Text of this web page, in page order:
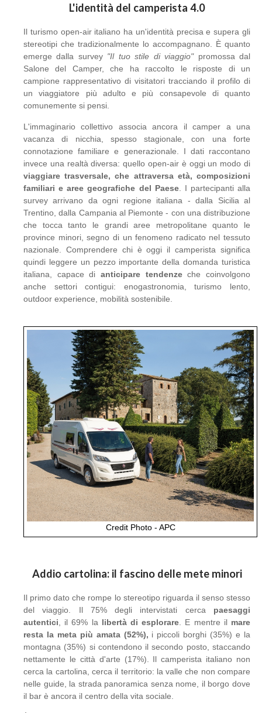
L'identità del camperista 4.0
Il turismo open-air italiano ha un'identità precisa e supera gli
stereotipi che tradizionalmente lo accompagnano. È quanto
emerge dalla survey "Il tuo stile di viaggio"promossa dal
Salone del Camper, che ha raccolto le risposte di un
campione rappresentativo di visitatori tracciando il profilo di
un viaggiatore più adulto e più consapevole di quanto
comunemente si pensi.
L'immaginario collettivo associa ancora il camper a una
vacanza di nicchia, spesso stagionale, con una forte
connotazione familiare e generazionale. I dati raccontano
invece una realtà diversa: quello open-air è oggi un modo di
viaggiare trasversale, che attraversa età, composizioni
familiari e aree geografiche del Paese. I partecipanti alla
survey arrivano da ogni regione italiana - dalla Sicilia al
Trentino, dalla Campania al Piemonte - con una distribuzione
che tocca tanto le grandi aree metropolitane quanto le
province minori, segno di un fenomeno radicato nel tessuto
nazionale. Comprendere chi è oggi il camperista significa
quindi leggere un pezzo importante della domanda turistica
italiana, capace di anticipare tendenzeche coinvolgono
anche settori contigui: enogastronomia, turismo lento,
outdoor experience, mobilità sostenibile.
Credit Photo - APC
Addio cartolina: il fascino delle mete minori
Il primo dato che rompe lo stereotipo riguarda il senso stesso
del viaggio. Il 75% degli intervistati cerca paesaggi
autentici , il 69% la libertà di esplorare . E mentre il mare
resta la meta più amata (52%), i piccoli borghi (35%) e la
montagna (35%) si contendono il secondo posto, staccando
nettamente le città d'arte (17%). Il camperista italiano non
cerca la cartolina, cerca il territorio: la valle che non compare
nelle guide, la strada panoramica senza nome, il borgo dove
il bar è ancora il centro della vita sociale.